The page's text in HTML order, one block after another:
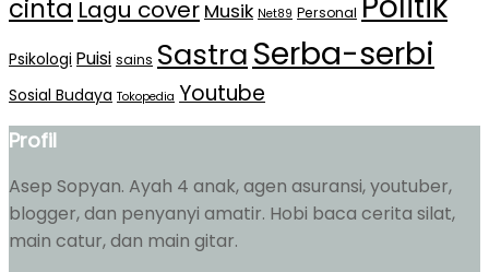
cinta Lagu cover Musik Net89 Personal
Psikologi Puisi sains SastraSerba-serbi
Sosial Budaya Tokopedia Youtube
Profil
Asep Sopyan. Ayah 4 anak, agen asuransi, youtuber,
blogger, dan penyanyi amatir. Hobi baca cerita silat,
main catur, dan main gitar.